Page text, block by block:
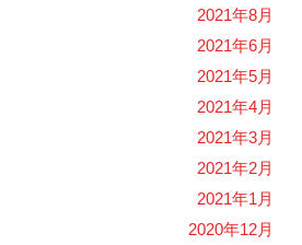
2021年8月
2021年6月
2021年5月
2021年4月
2021年3月
2021年2月
2021年1月
2020年12月